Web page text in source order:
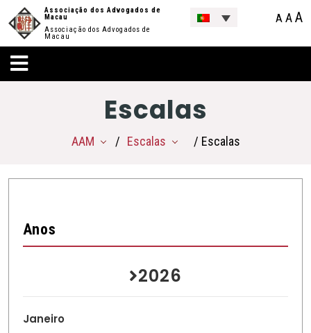
Associação dos Advogados de
Macau
Associação dos Advogados de
Macau
A AA
Escalas
AAM Escalas / Escalas
Anos
2026
Janeiro